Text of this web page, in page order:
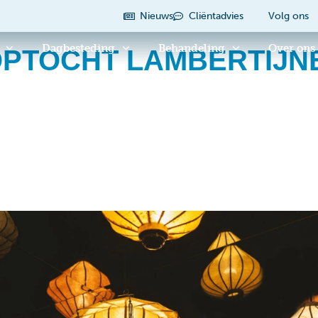
Nieuws Cliëntadvies Volg ons
Dagbesteding Behandeling Over ons